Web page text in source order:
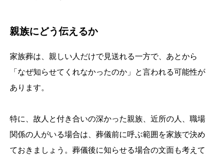
親族にどう伝えるか
家族葬は、親しい人だけで見送れる一方で、あとから
「なぜ知らせてくれなかったのか」と言われる可能性が
あります。
特に、故人と付き合いの深かった親族、近所の人、職場
関係の人がいる場合は、葬儀前に呼ぶ範囲を家族で決め
ておきましょう。葬儀後に知らせる場合の文面も考えて